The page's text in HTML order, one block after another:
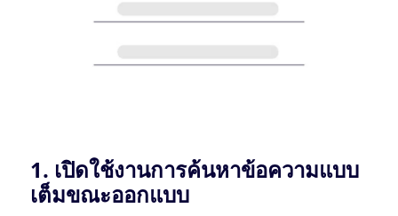
1. เปิดใช้งานการค้นหาข้อความแบบ
เต็มขณะออกแบบ